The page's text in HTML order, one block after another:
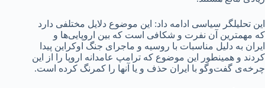
این تحلیلگر سیاسی ادامه داد: این موضوع دلایل مختلفی دارد
که مهمترین آن نفرت و شکافی است که بین اروپایی‌ها و
ایران به دلیل مناسبات با روسیه و ماجرای جنگ اوکراین پیدا
کردند و همینطور این موضوع که ترامپ عامدانه اروپا را از این
چرخه‌ی گفت‌وگو با ایران حذف و یا آنها را کمرنگ کرده است.